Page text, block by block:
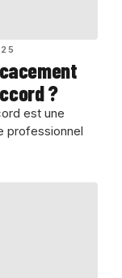
?
est une
professionnel